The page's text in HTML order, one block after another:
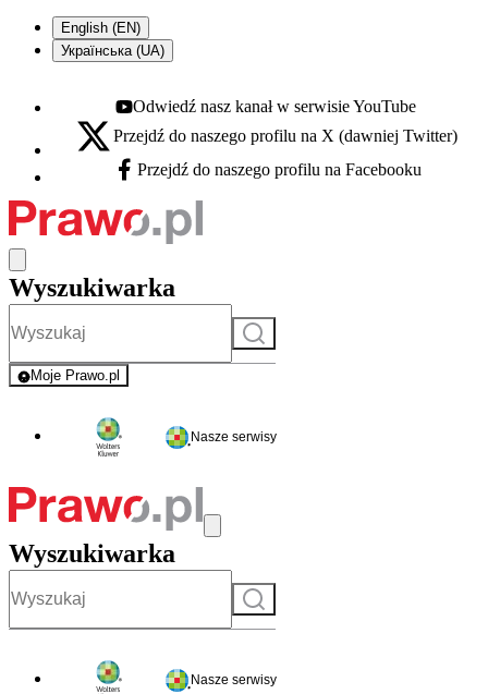
English (EN)
Українська (UA)
Youtube - otwiera się w nowej karcie
Odwiedź nasz kanał w serwisie YouTube
X - otwiera się w nowej karcie
Przejdź do naszego profilu na X (dawniej Twitter)
Facebook - otwiera się w nowej karcie
Przejdź do naszego profilu na Facebooku
Wyszukiwarka
Szukaj
Moje Prawo.pl
- rejestracja i logowanie do serwisu
Nasze serwisy
Wyszukiwarka
Szukaj
Nasze serwisy